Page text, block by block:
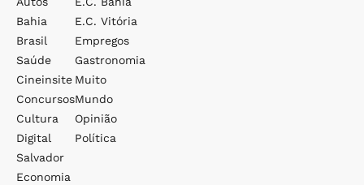
Bahia
Brasil
Saúde
Cineinsite
Concursos
Cultura
Digital
Salvador
Economia
E.c. Vitória
Empregos
Gastronomia
Muito
Mundo
Opinião
Política